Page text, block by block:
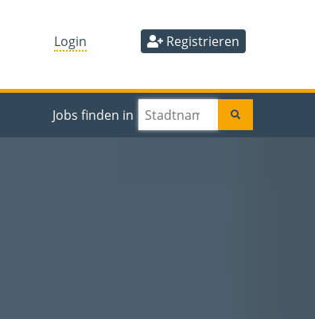
Login Registrieren
Jobs finden in